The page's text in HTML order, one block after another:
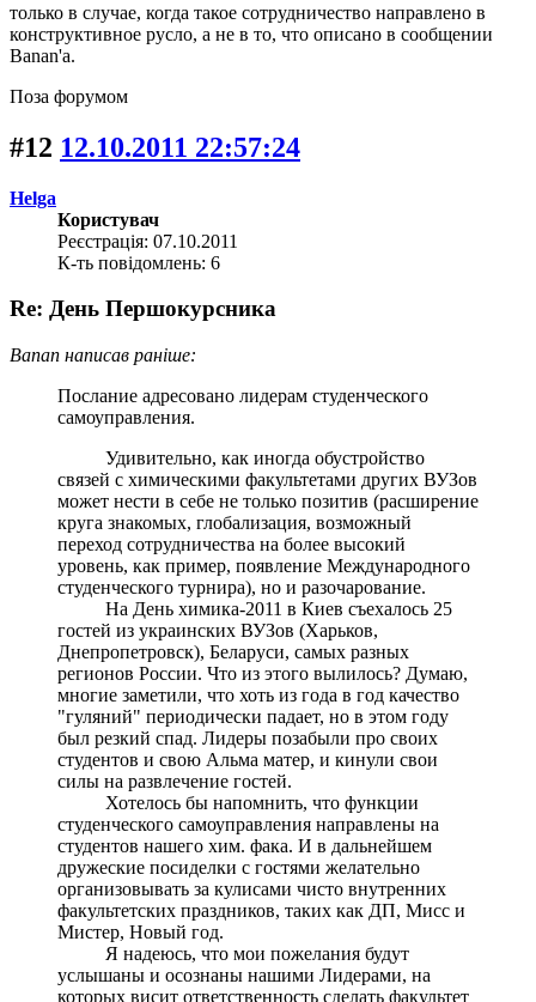
только в случае, когда такое сотрудничество направлено в
конструктивное русло, а не в то, что описано в сообщении
Banan'a.
Поза форумом
#12 12.10.2011 22:57:24
Helga
Користувач
Реєстрація: 07.10.2011
К-ть повідомлень: 6
Re: День Першокурсника
Banan написав раніше:
Послание адресовано лидерам студенческого
самоуправления.
Удивительно, как иногда обустройство
связей с химическими факультетами других ВУЗов
может нести в себе не только позитив (расширение
круга знакомых, глобализация, возможный
переход сотрудничества на более высокий
уровень, как пример, появление Международного
студенческого турнира), но и разочарование.
На День химика-2011 в Киев съехалось 25
гостей из украинских ВУЗов (Харьков,
Днепропетровск), Беларуси, самых разных
регионов России. Что из этого вылилось? Думаю,
многие заметили, что хоть из года в год качество
"гуляний" периодически падает, но в этом году
был резкий спад. Лидеры позабыли про своих
студентов и свою Aльма матер, и кинули свои
силы на развлечение гостей.
Хотелось бы напомнить, что функции
студенческого самоуправления направлены на
студентов нашего хим. фака. И в дальнейшем
дружеские посиделки с гостями желательно
организовывать за кулисами чисто внутренних
факультетских праздников, таких как ДП, Мисс и
Мистер, Новый год.
Я надеюсь, что мои пожелания будут
услышаны и осознаны нашими Лидерами, на
которых висит ответственность сделать факультет